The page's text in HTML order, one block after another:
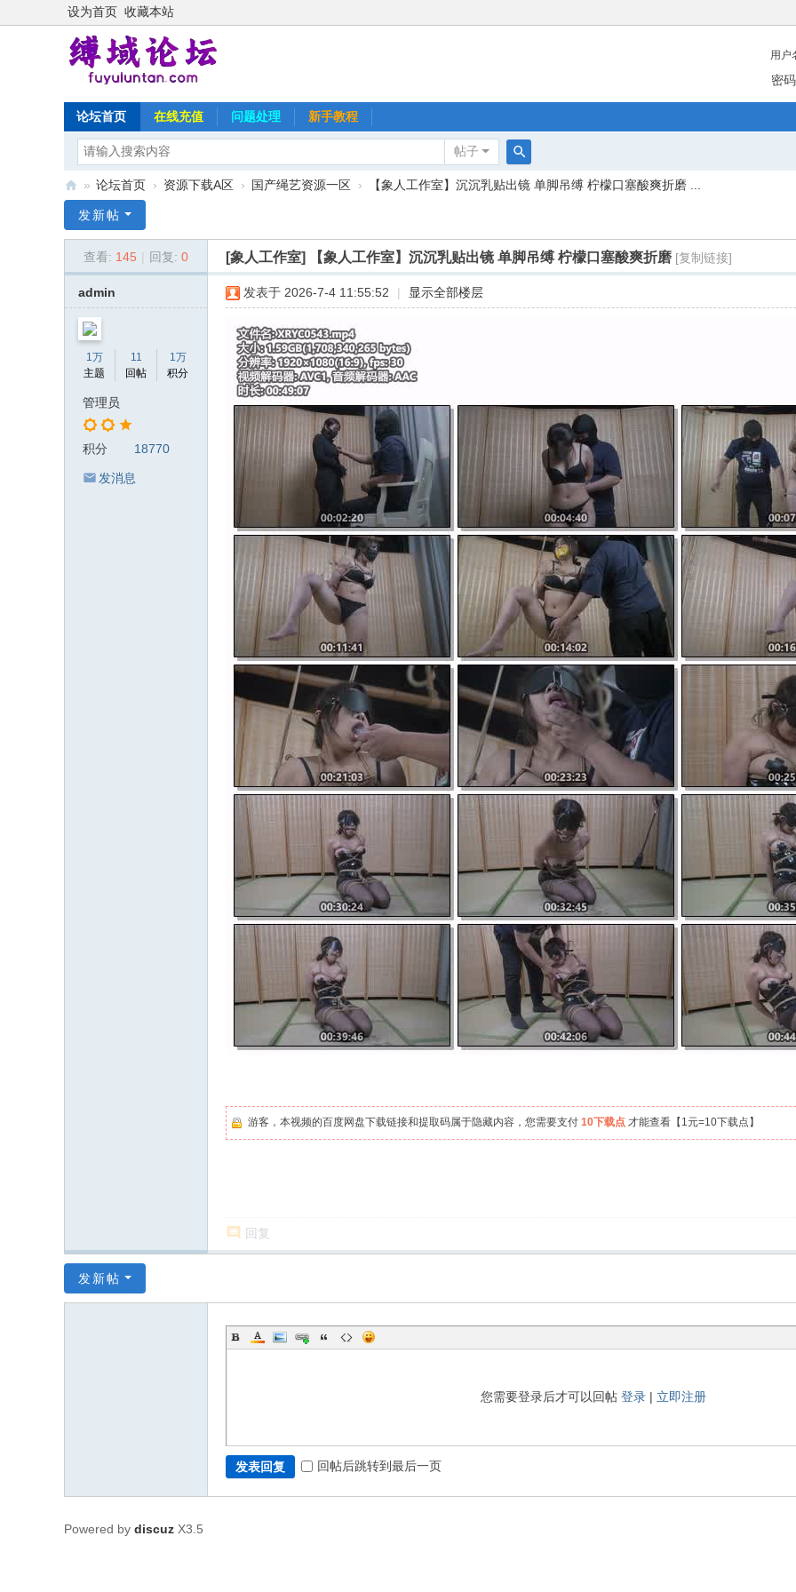
设为首页 收藏本站
用户
密码
论坛首页 在线充值 问题处理 新手教程
帖子
搜
域
» 论坛首页 › 资源下载A区 › 国产绳艺资源一区 › 【象人工作室】沉沉乳贴出镜 单脚吊缚 柠檬口塞酸爽折磨 ...
发新帖
查看: 145 回复: 0 [象人工作室] 【象人工作室】沉沉乳贴出镜 单脚吊缚 柠檬口塞酸爽折磨 [复制链接]
admin
1万
主题
11
回帖
1万
积分
管理员
积分 18770
发消息
发表于 2026-7-4 11:55:52 显示全部楼层
游客，本视频的百度网盘下载链接和提取码属于隐藏内容，您需要支付 10下载点 才能查看【1元=10下载点】
回复
发新帖
您需要登录后才可以回帖 登录| 立即注册
发表回复 回帖后跳转到最后一页
Powered by discuz X3.5